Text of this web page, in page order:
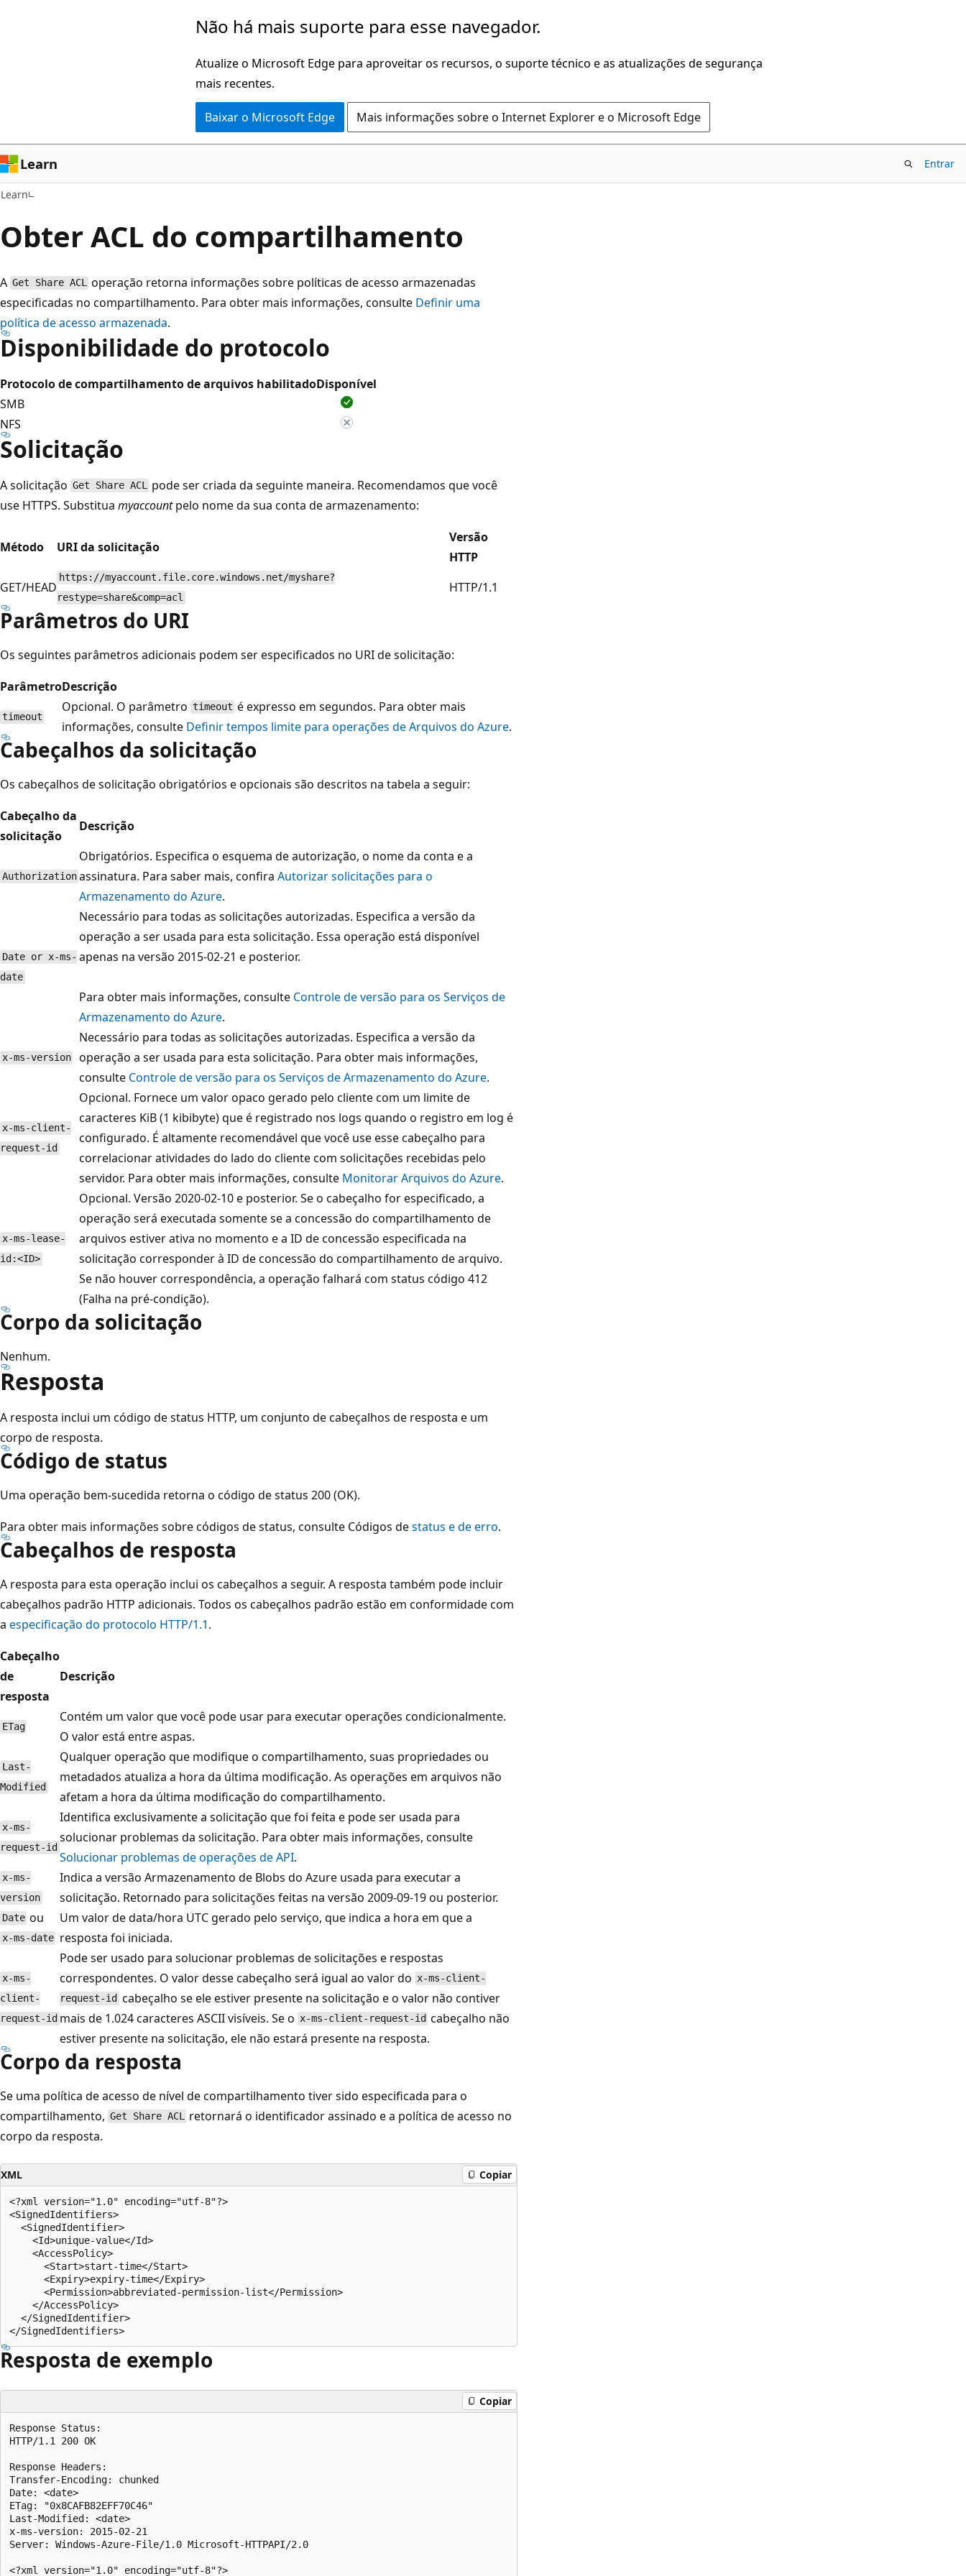
Não há mais suporte para esse navegador.
Atualize o Microsoft Edge para aproveitar os recursos, o suporte técnico e as atualizações de segurança
mais recentes.
Baixar o Microsoft Edge Mais informações sobre o Internet Explorer e o Microsoft Edge
Learn Entrar
Learn
Obter ACL do compartilhamento
A Get Share ACL operação retorna informações sobre políticas de acesso armazenadas
especificadas no compartilhamento. Para obter mais informações, consulte Definir uma
política de acesso armazenada.
Disponibilidade do protocolo
Protocolo de compartilhamento de arquivos habilitadoDisponível
SMB
NFS
Solicitação
A solicitação Get Share ACL pode ser criada da seguinte maneira. Recomendamos que você
use HTTPS. Substitua myaccountpelo nome da sua conta de armazenamento:
Método URI da solicitação
Versão
HTTP
GET/HEAD
https://myaccount.file.core.windows.net/myshare?
restype=share&comp=acl
HTTP/1.1
Parâmetros do URI
Os seguintes parâmetros adicionais podem ser especificados no URI de solicitação:
ParâmetroDescrição
timeout
Opcional. O parâmetro timeout é expresso em segundos. Para obter mais
informações, consulte Definir tempos limite para operações de Arquivos do Azure.
Cabeçalhos da solicitação
Os cabeçalhos de solicitação obrigatórios e opcionais são descritos na tabela a seguir:
Cabeçalho da
solicitação
Descrição
Authorization
Obrigatórios. Especifica o esquema de autorização, o nome da conta e a
assinatura. Para saber mais, confira Autorizar solicitações para o
Armazenamento do Azure.
Date or x-ms-
date
Necessário para todas as solicitações autorizadas. Especifica a versão da
operação a ser usada para esta solicitação. Essa operação está disponível
apenas na versão 2015-02-21 e posterior.
Para obter mais informações, consulte Controle de versão para os Serviços de
Armazenamento do Azure.
x-ms-version
Necessário para todas as solicitações autorizadas. Especifica a versão da
operação a ser usada para esta solicitação. Para obter mais informações,
consulte Controle de versão para os Serviços de Armazenamento do Azure.
x-ms-client-
request-id
Opcional. Fornece um valor opaco gerado pelo cliente com um limite de
caracteres KiB (1 kibibyte) que é registrado nos logs quando o registro em log é
configurado. É altamente recomendável que você use esse cabeçalho para
correlacionar atividades do lado do cliente com solicitações recebidas pelo
servidor. Para obter mais informações, consulte Monitorar Arquivos do Azure.
x-ms-lease-
id:<ID>
Opcional. Versão 2020-02-10 e posterior. Se o cabeçalho for especificado, a
operação será executada somente se a concessão do compartilhamento de
arquivos estiver ativa no momento e a ID de concessão especificada na
solicitação corresponder à ID de concessão do compartilhamento de arquivo.
Se não houver correspondência, a operação falhará com status código 412
(Falha na pré-condição).
Corpo da solicitação
Nenhum.
Resposta
A resposta inclui um código de status HTTP, um conjunto de cabeçalhos de resposta e um
corpo de resposta.
Código de status
Uma operação bem-sucedida retorna o código de status 200 (OK).
Para obter mais informações sobre códigos de status, consulte Códigos destatus e de erro.
Cabeçalhos de resposta
A resposta para esta operação inclui os cabeçalhos a seguir. A resposta também pode incluir
cabeçalhos padrão HTTP adicionais. Todos os cabeçalhos padrão estão em conformidade com
a especificação do protocolo HTTP/1.1.
Cabeçalho
de
resposta
Descrição
ETag
Contém um valor que você pode usar para executar operações condicionalmente.
O valor está entre aspas.
Last-
Modified
Qualquer operação que modifique o compartilhamento, suas propriedades ou
metadados atualiza a hora da última modificação. As operações em arquivos não
afetam a hora da última modificação do compartilhamento.
x-ms-
request-id
Identifica exclusivamente a solicitação que foi feita e pode ser usada para
solucionar problemas da solicitação. Para obter mais informações, consulte
Solucionar problemas de operações de API.
x-ms-
version
Indica a versão Armazenamento de Blobs do Azure usada para executar a
solicitação. Retornado para solicitações feitas na versão 2009-09-19 ou posterior.
Date ou
x-ms-date
Um valor de data/hora UTC gerado pelo serviço, que indica a hora em que a
resposta foi iniciada.
x-ms-
client-
request-id
Pode ser usado para solucionar problemas de solicitações e respostas
correspondentes. O valor desse cabeçalho será igual ao valor do x-ms-client-
request-id cabeçalho se ele estiver presente na solicitação e o valor não contiver
mais de 1.024 caracteres ASCII visíveis. Se o x-ms-client-request-id cabeçalho não
estiver presente na solicitação, ele não estará presente na resposta.
Corpo da resposta
Se uma política de acesso de nível de compartilhamento tiver sido especificada para o
compartilhamento, Get Share ACL retornará o identificador assinado e a política de acesso no
corpo da resposta.
XML Copiar
<?xml version="1.0" encoding="utf-8"?>
<SignedIdentifiers>
  <SignedIdentifier>
    <Id>unique-value</Id>
    <AccessPolicy>
      <Start>start-time</Start>
      <Expiry>expiry-time</Expiry>
      <Permission>abbreviated-permission-list</Permission>
    </AccessPolicy>
  </SignedIdentifier>
Resposta de exemplo
Copiar
Response Status:
HTTP/1.1 200 OK
Response Headers:
Transfer-Encoding: chunked
Date: <date>
ETag: "0x8CAFB82EFF70C46"
Last-Modified: <date>
x-ms-version: 2015-02-21
Server: Windows-Azure-File/1.0 Microsoft-HTTPAPI/2.0
<?xml version="1.0" encoding="utf-8"?>